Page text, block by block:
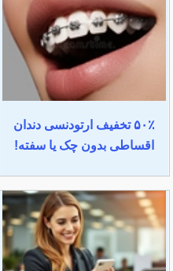
۵۰٪ تخفیف ارتودنسی دندان
اقساطی بدون چک یا سفته!